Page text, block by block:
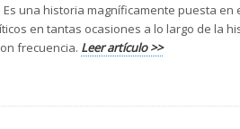
una historia magníficamente puesta en
en tantas ocasiones a lo largo de la
frecuencia. Leer artículo >>